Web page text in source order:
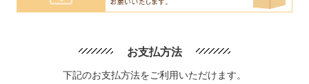
お支払方法
下記のお支払方法をご利用いただけます。